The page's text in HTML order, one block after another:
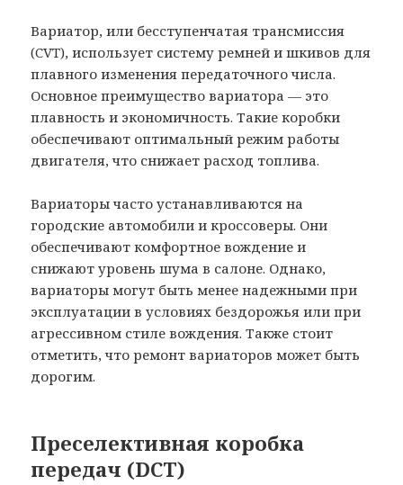
Вариатор, или бесступенчатая трансмиссия
(CVT), использует систему ремней и шкивов для
плавного изменения передаточного числа.
Основное преимущество вариатора — это
плавность и экономичность. Такие коробки
обеспечивают оптимальный режим работы
двигателя, что снижает расход топлива.
Вариаторы часто устанавливаются на
городские автомобили и кроссоверы. Они
обеспечивают комфортное вождение и
снижают уровень шума в салоне. Однако,
вариаторы могут быть менее надежными при
эксплуатации в условиях бездорожья или при
агрессивном стиле вождения. Также стоит
отметить, что ремонт вариаторов может быть
дорогим.
Преселективная коробка
передач (DCT)